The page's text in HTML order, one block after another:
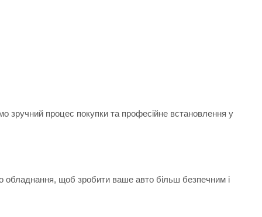
зручний процес покупки та професійне встановлення у
обладнання, щоб зробити ваше авто більш безпечним і